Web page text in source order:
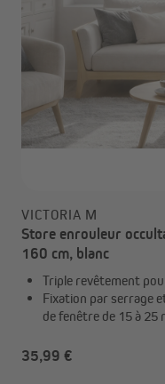
VICTORIA M
Store enrouleur
160 cm, blanc
Triple revêtement
Fixation par serrage
de fenêtre de 15 à 25
35,99 €